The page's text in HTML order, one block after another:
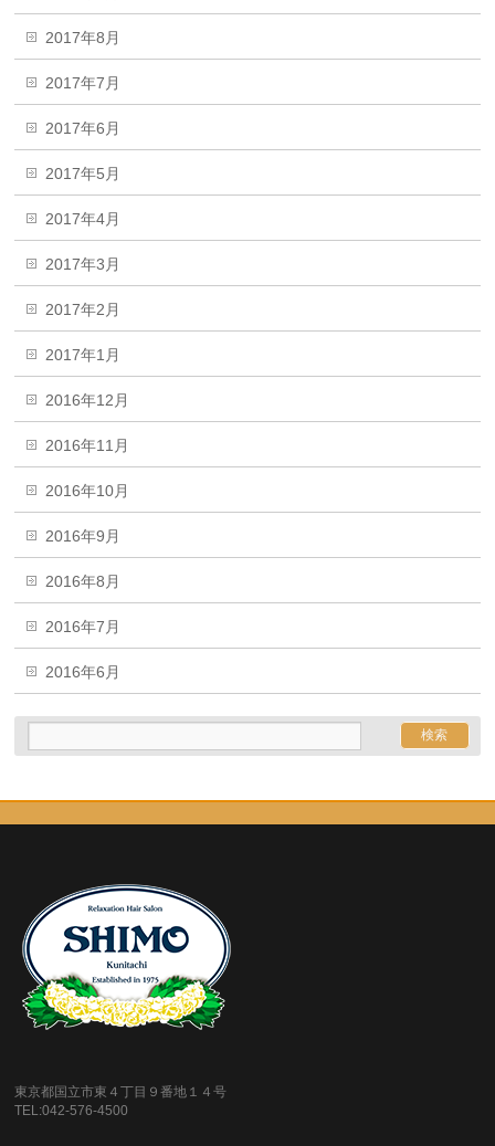
2017年8月
2017年7月
2017年6月
2017年5月
2017年4月
2017年3月
2017年2月
2017年1月
2016年12月
2016年11月
2016年10月
2016年9月
2016年8月
2016年7月
2016年6月
東京都国立市東４丁目９番地１４号
TEL:042-576-4500